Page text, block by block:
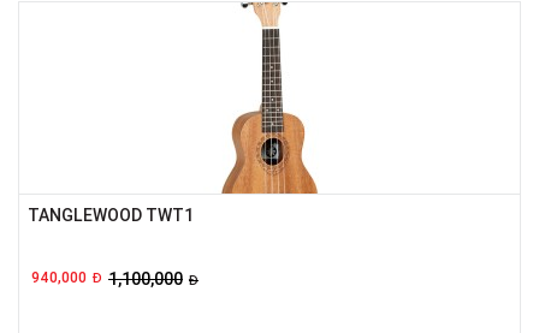
TANGLEWOOD TWT1
940,000 Đ 1,100,000 Đ